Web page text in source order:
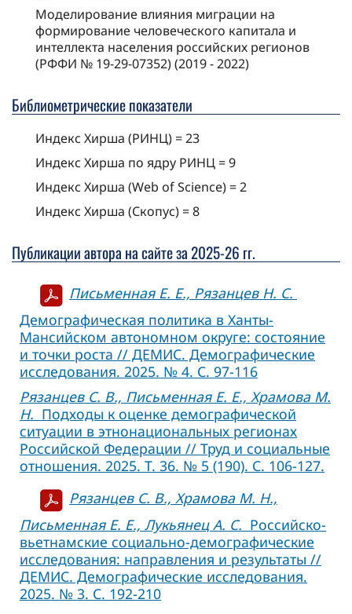
Моделирование влияния миграции на
формирование человеческого капитала и
интеллекта населения российских регионов
(РФФИ № 19-29-07352) (2019 - 2022)
Библиометрические показатели
Индекс Хирша (РИНЦ) = 23
Индекс Хирша по ядру РИНЦ = 9
Индекс Хирша (Web of Science) = 2
Индекс Хирша (Скопус) = 8
Публикации автора на сайте за 2025-26 гг.
Письменная Е. Е., Рязанцев Н. С.
Демографическая политика в Ханты-
Мансийском автономном округе: состояние
и точки роста // ДЕМИС. Демографические
исследования. 2025. № 4. С. 97-116
Рязанцев С. В., Письменная Е. Е., Храмова М.
Н. Подходы к оценке демографической
ситуации в этнонациональных регионах
Российской Федерации // Труд и социальные
отношения. 2025. Т. 36. № 5 (190). С. 106-127.
Рязанцев С. В., Храмова М. Н.,
Письменная Е. Е., Лукьянец А. С. Российско-
вьетнамские социально-демографические
исследования: направления и результаты //
ДЕМИС. Демографические исследования.
2025. № 3. С. 192-210